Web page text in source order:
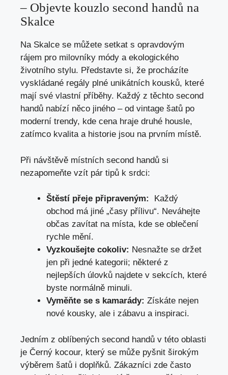
– Objevte kouzlo second⁢ handů na
Skalce
Na Skalce se můžete setkat s opravdovým
rájem pro⁢ milovníky módy a ekologického
životního stylu. Představte si, že procházíte
vyskládané​ regály plné unikátních‍ kousků, které
mají své vlastní příběhy. Každý z těchto second‌
handů nabízí něco ‌jiného – ⁢od vintage šatů po
moderní trendy, kde cena hraje druhé housle,
zatímco kvalita a ​historie jsou na prvním místě.
Při návštěvě ​místních‌ second ​handů si
nezapomeňte vzít⁤ pár tipů k srdci:
Štěstí přeje připraveným:
⁤ Každý
obchod⁣ má jiné „časy ⁤přílivu“. Neváhejte
občas zavítat⁤ na místa, kde se oblečení
rychle mění.
Vyzkoušejte cokoliv: Nesnažte‌ se držet⁣
jen při jedné kategorii; některé z
nejlepších ⁤úlovků najdete​ v sekcích, ⁢které
byste normálně minuli.
Vyměňte⁣ se s kamarády: Získáte nejen‍
nové kousky, ale i zábavu a inspiraci.
Jedním z oblíbených second handů v této oblasti
je Černý kocour, který se může pyšnit širokým
výběrem šatů i doplňků. Zákazníci zde často